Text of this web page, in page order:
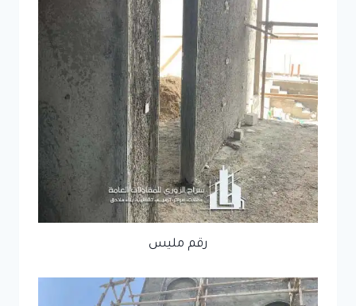
رقم مليس